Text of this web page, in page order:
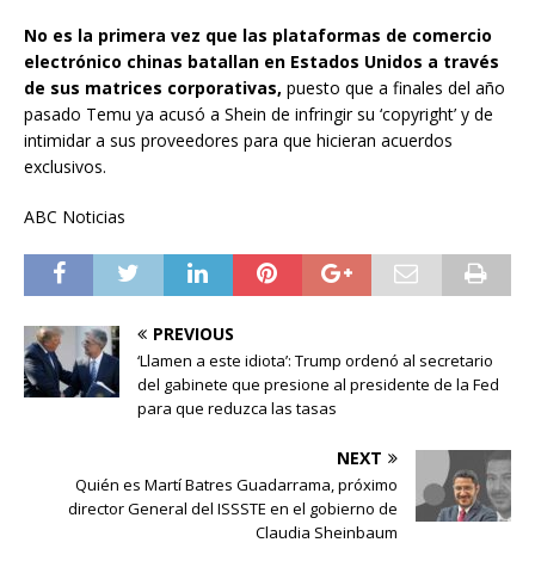
No es la primera vez que las plataformas de comercio
electrónico chinas batallan en Estados Unidos a través
de sus matrices corporativas, puesto que a finales del año
pasado Temu ya acusó a Shein de infringir su ‘copyright’ y de
intimidar a sus proveedores para que hicieran acuerdos
exclusivos.
ABC Noticias
PREVIOUS
‘Llamen a este idiota’: Trump ordenó al secretario
del gabinete que presione al presidente de la Fed
para que reduzca las tasas
NEXT
Quién es Martí Batres Guadarrama, próximo
director General del ISSSTE en el gobierno de
Claudia Sheinbaum